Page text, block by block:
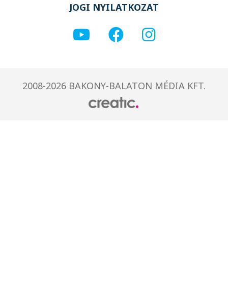
JOGI NYILATKOZAT
2008-2026 BAKONY-BALATON MÉDIA KFT.